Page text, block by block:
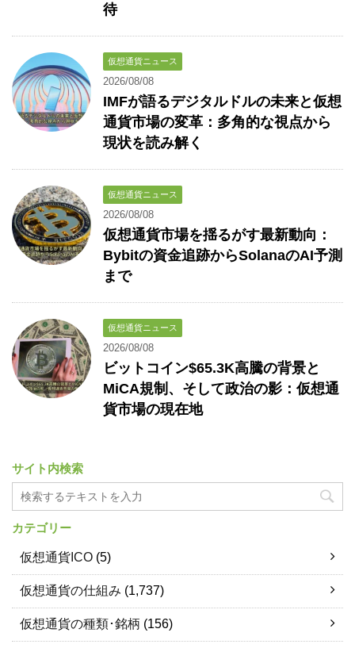
待
仮想通貨ニュース
2026/08/08
IMFが語るデジタルドルの未来と仮想
通貨市場の変革：多角的な視点から
現状を読み解く
仮想通貨ニュース
2026/08/08
仮想通貨市場を揺るがす最新動向：
Bybitの資金追跡からSolanaのAI予測
まで
仮想通貨ニュース
2026/08/08
ビットコイン$65.3K高騰の背景と
MiCA規制、そして政治の影：仮想通
貨市場の現在地
サイト内検索
カテゴリー
仮想通貨ICO (5)
仮想通貨の仕組み (1,737)
仮想通貨の種類･銘柄 (156)